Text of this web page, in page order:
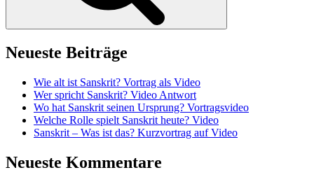
Neueste Beiträge
Wie alt ist Sanskrit? Vortrag als Video
Wer spricht Sanskrit? Video Antwort
Wo hat Sanskrit seinen Ursprung? Vortragsvideo
Welche Rolle spielt Sanskrit heute? Video
Sanskrit – Was ist das? Kurzvortrag auf Video
Neueste Kommentare